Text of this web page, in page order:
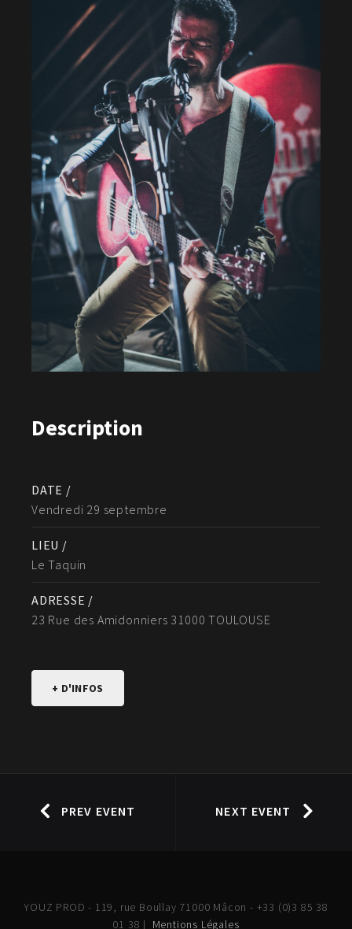
Description
DATE /
Vendredi 29 septembre
LIEU /
Le Taquin
ADRESSE /
23 Rue des Amidonniers 31000 TOULOUSE
+ D'INFOS
PREV EVENT NEXT EVENT
YOUZ PROD - 119, rue Boullay 71000 Mâcon - +33 (0)3 85 38
01 38 | Mentions Légales